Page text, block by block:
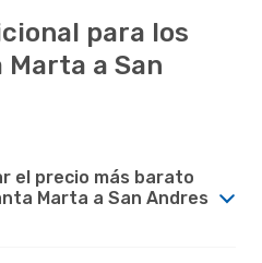
para los
a San
el precio más barato
Marta a San Andres